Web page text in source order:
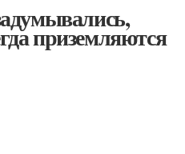
приземляются